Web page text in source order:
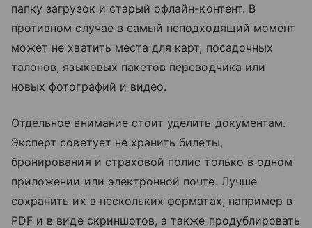
папку загрузок и старый офлайн-контент. В
противном случае в самый неподходящий момент
может не хватить места для карт, посадочных
талонов, языковых пакетов переводчика или
новых фотографий и видео.
Отдельное внимание стоит уделить документам.
Эксперт советует не хранить билеты,
бронирования и страховой полис только в одном
приложении или электронной почте. Лучше
сохранить их в нескольких форматах, например в
PDF и в виде скриншотов, а также продублировать